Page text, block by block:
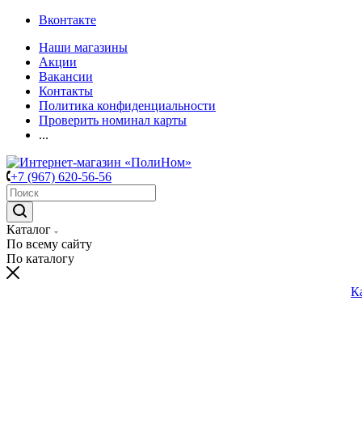
Вконтакте
Наши магазины
Акции
Вакансии
Контакты
Политика конфиденциальности
Проверить номинал карты
...
+7 (967) 620-56-56
Каталог
По всему сайту
По каталогу